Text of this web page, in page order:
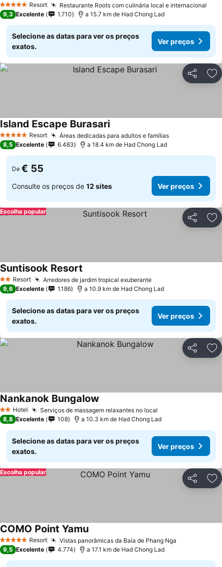
5 Estrelas Resort Restaurante Roots com culinária local e internacional
9,3 Excelente 1.710 a 15.7 km de Had Chong Lad
Selecione as datas para ver os preços
exatos.
Ver preços
Partilhar
5 Estrelas Resort Áreas dedicadas para adultos e famíliasVer preços
Island Escape BurasariVer preços
8,5 Excelente 6.483 a 18.4 km de Had Chong Lad
De € 55
Consulte os preços de 12 sites Ver preços
Partilhar
Escolha popular
2 Estrelas
Resort Arredores de jardim tropical exuberanteVer preços
Suntisook Resort
9,6 Excelente 1.186 a 10.9 km de Had Chong Lad
Selecione as datas para ver os preços
exatos.
Ver preços
Partilhar
2 Estrelas
Hotel Serviços de massagem relaxantes no local
Nankanok Bungalow
8,8 Excelente 108 a 10.3 km de Had Chong Lad
Selecione as datas para ver os preços
exatos.
Ver preços
Partilhar
Escolha popular
5 Estrelas Resort Vistas panorâmicas da Baía de Phang Nga
COMO Point YamuVer preços
9,5 Excelente 4.774 a 17.1 km de Had Chong Lad